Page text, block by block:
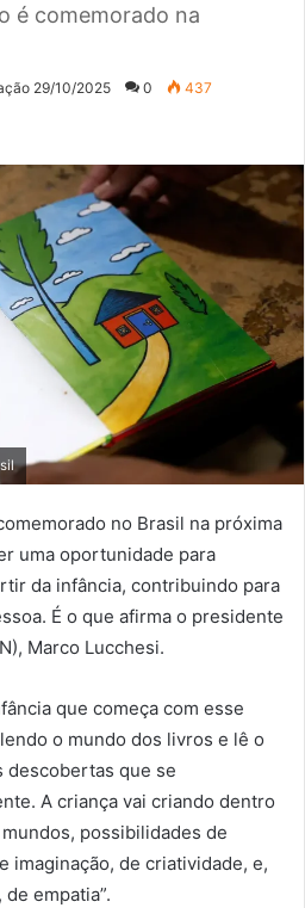
é comemorado na
29/10/2025 0 437
no Brasil na próxima
uma oportunidade para
da infância, contribuindo para
É o que afirma o presidente
Marco Lucchesi.
que começa com esse
o mundo dos livros e lê o
descobertas que se
A criança vai criando dentro
possibilidades de
imaginação, de criatividade, e,
empatia”.